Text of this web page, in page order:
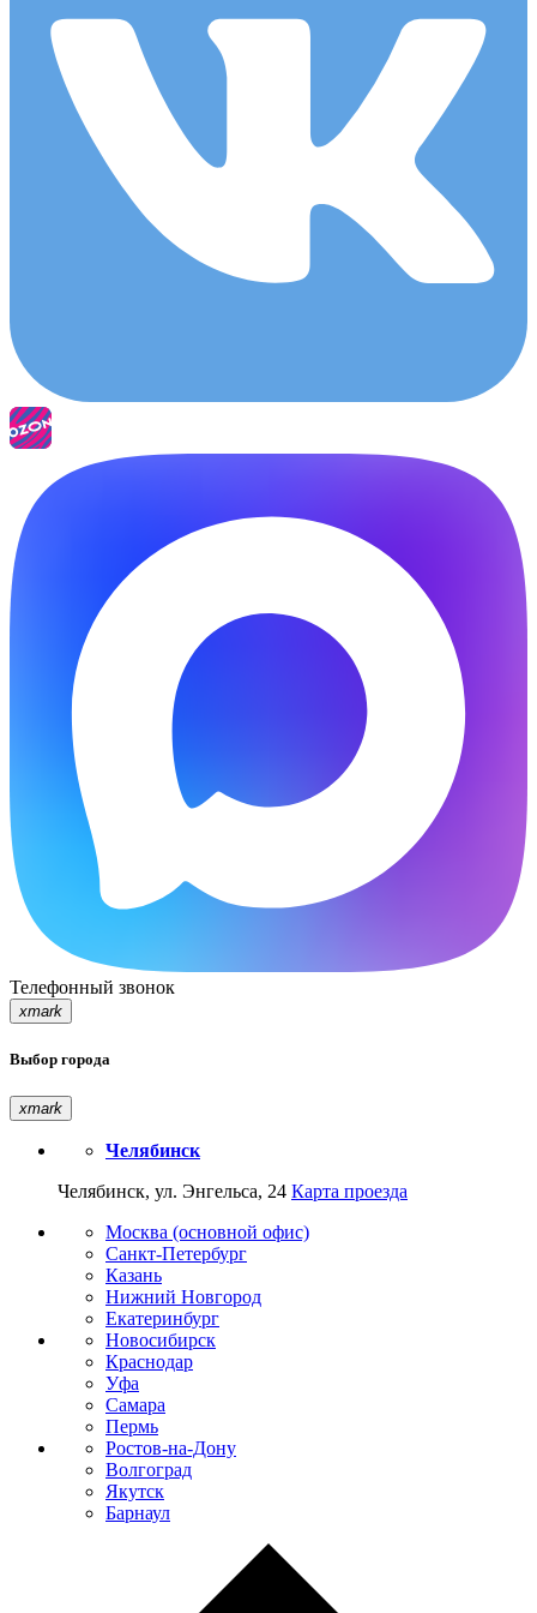
Телефонный звонок
xmark
Выбор города
xmark
Челябинск
Челябинск, ул. Энгельса, 24 Карта проезда
Москва (основной офис)
Санкт-Петербург
Казань
Нижний Новгород
Екатеринбург
Новосибирск
Краснодар
Уфа
Самара
Пермь
Ростов-на-Дону
Волгоград
Якутск
Барнаул